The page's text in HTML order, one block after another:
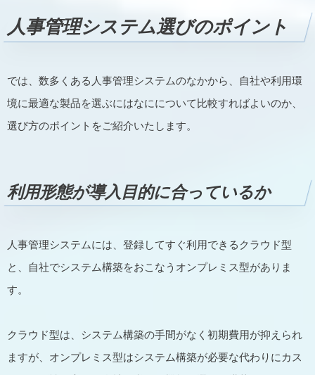
人事管理システム選びのポイント
では、数多くある人事管理システムのなかから、自社や利用環
境に最適な製品を選ぶにはなにについて比較すればよいのか、
選び方のポイントをご紹介いたします。
利用形態が導入目的に合っているか
人事管理システムには、登録してすぐ利用できるクラウド型
と、自社でシステム構築をおこなうオンプレミス型がありま
す。
クラウド型は、システム構築の手間がなく初期費用が抑えられ
ますが、オンプレミス型はシステム構築が必要な代わりにカス